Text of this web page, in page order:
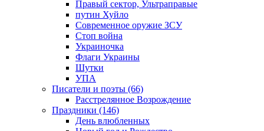
Правый сектор, Ультраправые
путин Хуйло
Современное оружие ЗСУ
Стоп война
Украиночка
Флаги Украины
Шутки
УПА
Писатели и поэты (66)
Расстрелянное Возрождение
Праздники (146)
День влюбленных